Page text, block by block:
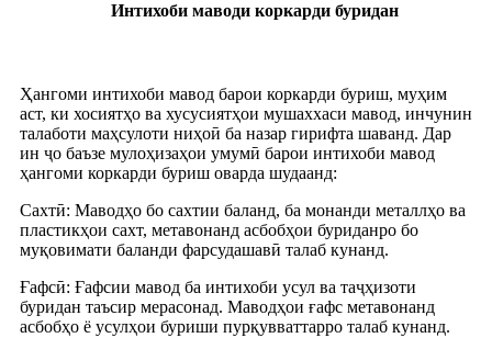
Интихоби маводи коркарди буридан
Ҳангоми интихоби мавод барои коркарди буриш, муҳим
аст, ки хосиятҳо ва хусусиятҳои мушаххаси мавод, инчунин
талаботи маҳсулоти ниҳоӣ ба назар гирифта шаванд. Дар
ин ҷо баъзе мулоҳизаҳои умумӣ барои интихоби мавод
ҳангоми коркарди буриш оварда шудаанд:
Сахтӣ: Маводҳо бо сахтии баланд, ба монанди металлҳо ва
пластикҳои сахт, метавонанд асбобҳои буриданро бо
муқовимати баланди фарсудашавӣ талаб кунанд.
Ғафсӣ: Ғафсии мавод ба интихоби усул ва таҷҳизоти
буридан таъсир мерасонад. Маводҳои ғафс метавонанд
асбобҳо ё усулҳои буриши пурқувваттарро талаб кунанд.